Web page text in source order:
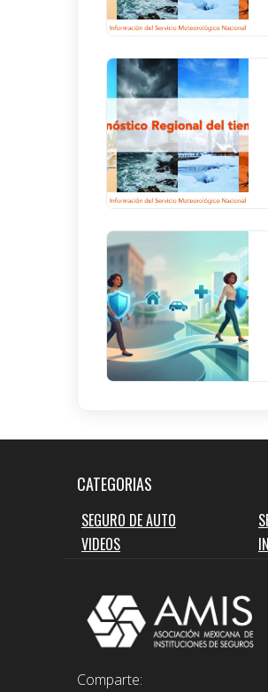
CATEGORIAS
SEGURO DE AUTO
VIDEOS
Comparte: